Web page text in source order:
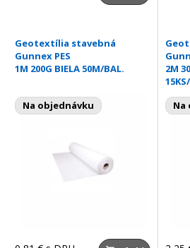
Geotextília stavebná
Gunnex PES
1M 200G BIELA 50M/BAL.
Na objednávku
2M
Na